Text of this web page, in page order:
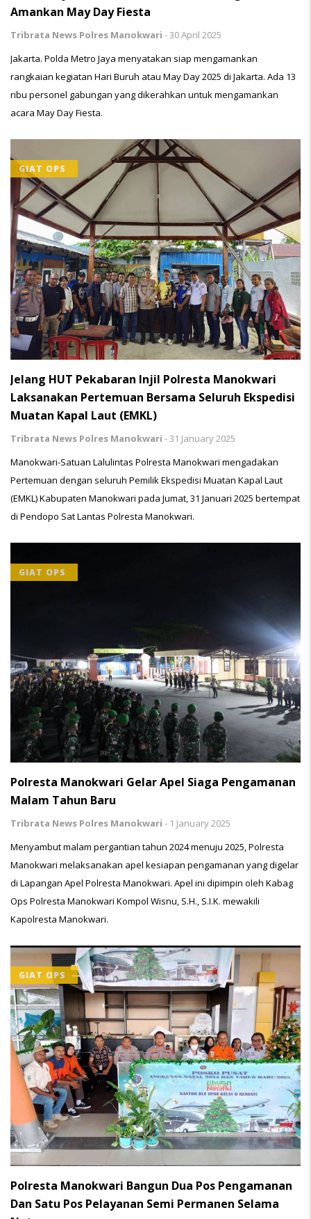
Amankan May Day Fiesta
Tribrata News Polres Manokwari -30 April 2025
Jakarta. Polda Metro Jaya menyatakan siap mengamankan
rangkaian kegiatan Hari Buruh atau May Day 2025 di Jakarta. Ada 13
ribu personel gabungan yang dikerahkan untuk mengamankan
acara May Day Fiesta.
GIAT OPS
Jelang HUT Pekabaran Injil Polresta Manokwari
Laksanakan Pertemuan Bersama Seluruh Ekspedisi
Muatan Kapal Laut (EMKL)
Tribrata News Polres Manokwari - 31 January 2025
Manokwari-Satuan Lalulintas Polresta Manokwari mengadakan
Pertemuan dengan seluruh Pemilik Ekspedisi Muatan Kapal Laut
(EMKL) Kabupaten Manokwari pada Jumat, 31 Januari 2025 bertempat
di Pendopo Sat Lantas Polresta Manokwari.
GIAT OPS
Polresta Manokwari Gelar Apel Siaga Pengamanan
Malam Tahun Baru
Tribrata News Polres Manokwari - 1 January 2025
Menyambut malam pergantian tahun 2024 menuju 2025, Polresta
Manokwari melaksanakan apel kesiapan pengamanan yang digelar
di Lapangan Apel Polresta Manokwari. Apel ini dipimpin oleh Kabag
Ops Polresta Manokwari Kompol Wisnu, S.H., S.I.K. mewakili
Kapolresta Manokwari.
GIAT OPS
Polresta Manokwari Bangun Dua Pos Pengamanan
Dan Satu Pos Pelayanan Semi Permanen Selama